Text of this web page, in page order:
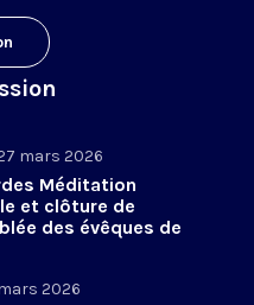
mars 2026
Méditation
et clôture de
des évêques de
2026